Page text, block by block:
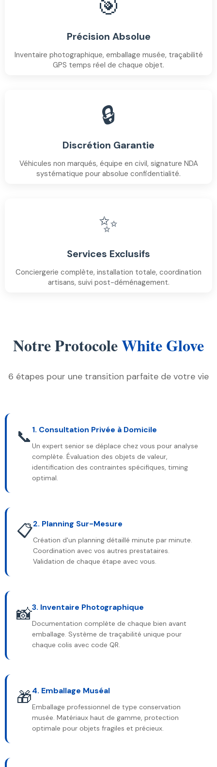
🎯
Précision Absolue
Inventaire photographique, emballage musée, traçabilité
GPS temps réel de chaque objet.
🔒
Discrétion Garantie
Véhicules non marqués, équipe en civil, signature NDA
systématique pour absolue confidentialité.
✨
Services Exclusifs
Conciergerie complète, installation totale, coordination
artisans, suivi post-déménagement.
Notre ProtocoleWhite Glove
6 étapes pour une transition parfaite de votre vie
📞 1. Consultation Privée à Domicile
Un expert senior se déplace chez vous pour analyse
complète. Évaluation des objets de valeur,
identification des contraintes spécifiques, timing
optimal.
📋2. Planning Sur-Mesure
Création d'un planning détaillé minute par minute.
Coordination avec vos autres prestataires.
Validation de chaque étape avec vous.
📸3. Inventaire Photographique
Documentation complète de chaque bien avant
emballage. Système de traçabilité unique pour
chaque colis avec code QR.
🎁4. Emballage Muséal
Emballage professionnel de type conservation
musée. Matériaux haut de gamme, protection
optimale pour objets fragiles et précieux.